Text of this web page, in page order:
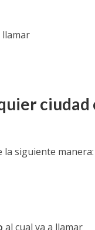
llamar
ciudad
la siguiente manera:
al cual va a llamar